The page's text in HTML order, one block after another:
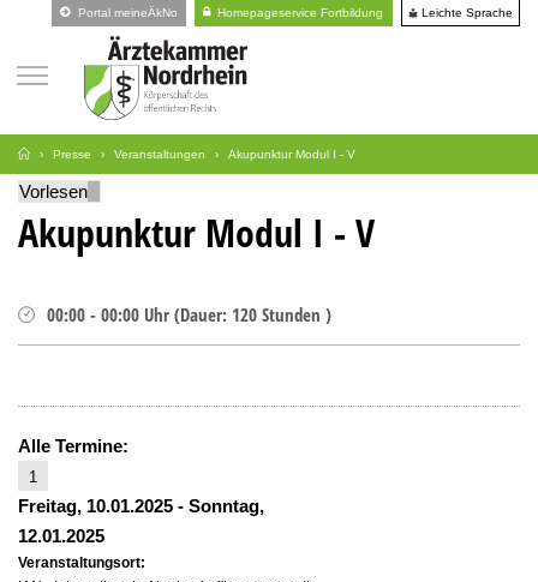
Portal meineÄkNo Homepageservice Fortbildung Leichte Sprache
Presse Veranstaltungen Akupunktur Modul I - V
Vorlesen
Akupunktur Modul I - V
00:00 - 00:00 Uhr (Dauer: 120 Stunden )
Alle Termine:
1
Freitag, 10.01.2025 - Sonntag,
12.01.2025
Veranstaltungsort: